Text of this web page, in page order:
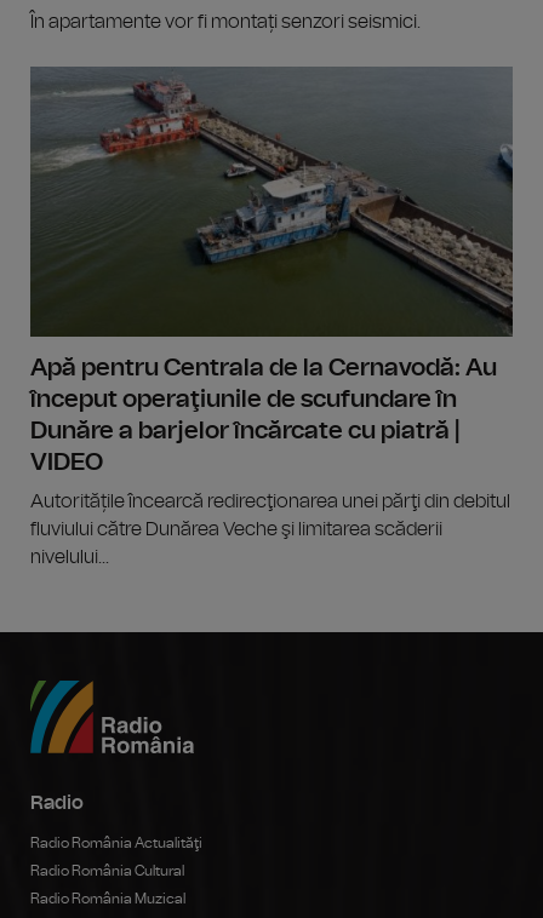
În apartamente vor fi montați senzori seismici.
Apă pentru Centrala de la Cernavodă: Au
început operaţiunile de scufundare în
Dunăre a barjelor încărcate cu piatră |
VIDEO
Autoritățile încearcă redirecţionarea unei părţi din debitul
fluviului către Dunărea Veche şi limitarea scăderii
nivelului...
Radio
Radio România Actualităţi
Radio România Cultural
Radio România Muzical